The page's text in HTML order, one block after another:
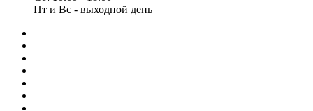
Пт и Вс - выходной день